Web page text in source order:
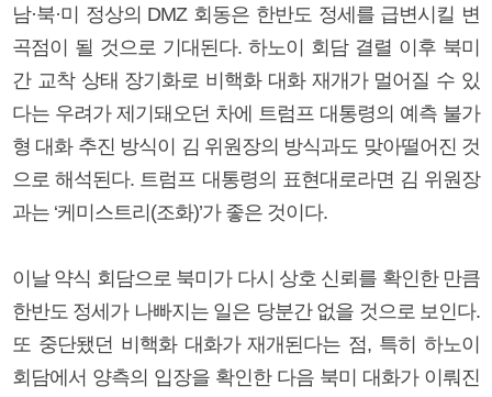
남·북·미 정상의 DMZ 회동은 한반도 정세를 급변시킬 변
곡점이 될 것으로 기대된다. 하노이 회담 결렬 이후 북미
간 교착 상태 장기화로 비핵화 대화 재개가 멀어질 수 있
다는 우려가 제기돼오던 차에 트럼프 대통령의 예측 불가
형 대화 추진 방식이 김 위원장의 방식과도 맞아떨어진 것
으로 해석된다. 트럼프 대통령의 표현대로라면 김 위원장
과는 ‘케미스트리(조화)’가 좋은 것이다.
이날 약식 회담으로 북미가 다시 상호 신뢰를 확인한 만큼
한반도 정세가 나빠지는 일은 당분간 없을 것으로 보인다.
또 중단됐던 비핵화 대화가 재개된다는 점, 특히 하노이
회담에서 양측의 입장을 확인한 다음 북미 대화가 이뤄진